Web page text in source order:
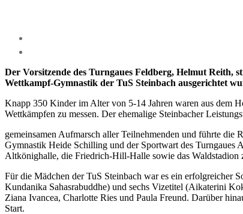
Der Vorsitzende des Turngaues Feldberg, Helmut Reith,
Wettkampf-Gymnastik der TuS Steinbach ausgerichtet
Knapp 350 Kinder im Alter von 5-14 Jahren waren aus dem
Wettkämpfen zu messen. Der ehemalige Steinbacher
gemeinsamen Aufmarsch aller Teilnehmenden und führte
Gymnastik Heide Schilling und der Sportwart des Turngaues
Altkönighalle, die Friedrich-Hill-Halle sowie das Waldstadion
Für die Mädchen der TuS Steinbach war es ein erfolgreicher
Kundanika Sahasrabuddhe) und sechs Vizetitel (Aikaterini
Ziana Ivancea, Charlotte Ries und Paula Freund. Darüber
Start.